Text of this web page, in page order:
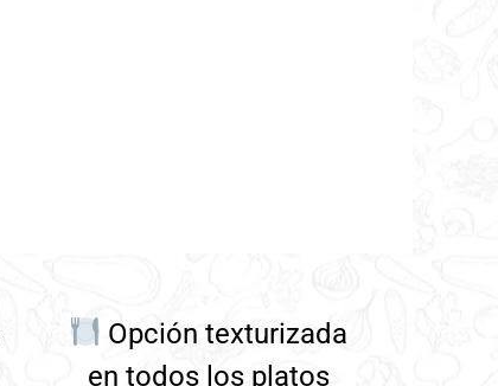
Opción texturizada
en todos los platos